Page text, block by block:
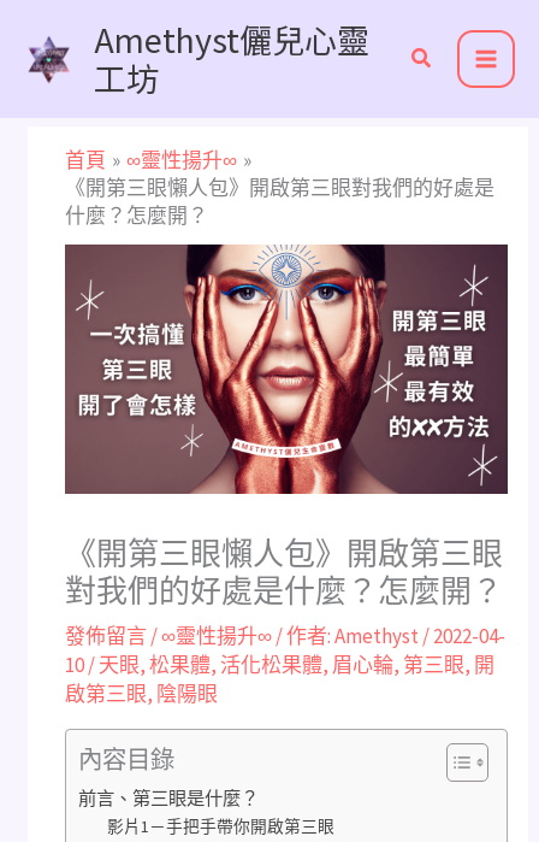
Amethyst儷兒心靈
工坊
首頁
∞靈性揚升∞
《開第三眼懶人包》開啟第三眼對我們的好處是
什麼？怎麼開？
《開第三眼懶人包》開啟第三眼
對我們的好處是什麼？怎麼開？
發佈留言/∞靈性揚升∞/ 作者:Amethyst /2022-04-
10/天眼,松果體, 活化松果體, 眉心輪, 第三眼, 開
啟第三眼, 陰陽眼
內容目錄
前言、第三眼是什麼？
影片1－手把手帶你開啟第三眼